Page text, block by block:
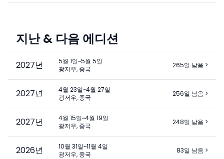
지난 & 다음 에디션
2027년
5월 1일~5월 5일
광저우, 중국
265일 남음 >
2027년
4월 23일~4월 27일
광저우, 중국
256일 남음 >
2027년
4월 15일~4월 19일
광저우, 중국
248일 남음 >
2026년
10월 31일~11월 4일
광저우, 중국
83일 남음 >